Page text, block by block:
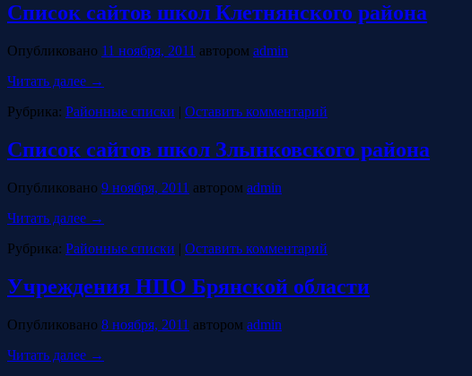
Список сайтов школ Клетнянского района
Опубликовано 11 ноября, 2011 автором admin
Читать далее →
Рубрика: Районные списки | Оставить комментарий
Список сайтов школ Злынковского района
Опубликовано 9 ноября, 2011 автором admin
Читать далее →
Рубрика: Районные списки | Оставить комментарий
Учреждения НПО Брянской области
Опубликовано 8 ноября, 2011 автором admin
Читать далее →